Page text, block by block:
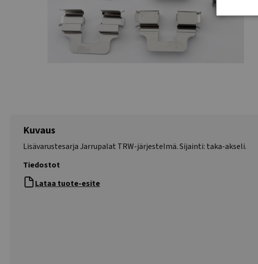
Kuvaus
Lisävarustesarja Jarrupalat TRW-järjestelmä. Sijainti: taka-akseli.
Tiedostot
Lataa tuote-esite